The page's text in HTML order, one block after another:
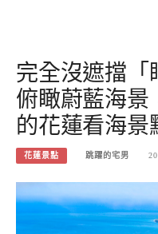
完全沒遮擋「
俯瞰蔚藍海景
的花蓮看海景
花蓮景點 跳躍的宅男